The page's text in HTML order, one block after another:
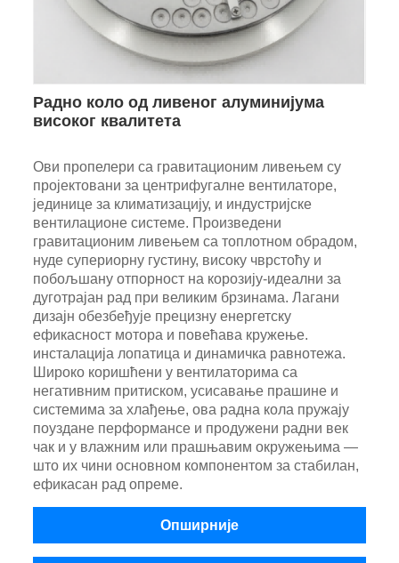
Радно коло од ливеног алуминијума
високог квалитета
Ови пропелери са гравитационим ливењем су
пројектовани за центрифугалне вентилаторе,
јединице за климатизацију, и индустријске
вентилационе системе. Произведени
гравитационим ливењем са топлотном обрадом,
нуде супериорну густину, високу чврстоћу и
побољшану отпорност на корозију-идеални за
дуготрајан рад при великим брзинама. Лагани
дизајн обезбеђује прецизну енергетску
ефикасност мотора и повећава кружење.
инсталација лопатица и динамичка равнотежа.
Широко коришћени у вентилаторима са
негативним притиском, усисавање прашине и
системима за хлађење, ова радна кола пружају
поуздане перформансе и продужени радни век
чак и у влажним или прашњавим окружењима —
што их чини основном компонентом за стабилан,
ефикасан рад опреме.
Опширније